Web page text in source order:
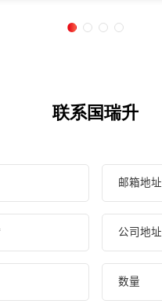
联系国瑞升